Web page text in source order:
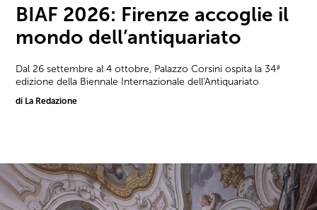
BIAF 2026: Firenze accoglie il
mondo dell’antiquariato
Dal 26 settembre al 4 ottobre, Palazzo Corsini ospita la 34ª
edizione della Biennale Internazionale dell'Antiquariato
di La Redazione